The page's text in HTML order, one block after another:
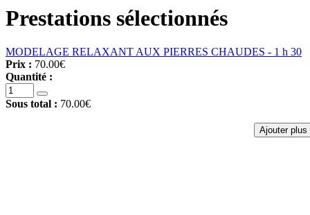
Prestations sélectionnés
MODELAGE RELAXANT AUX PIERRES CHAUDES - 1 h 30
Prix : 70.00€
Quantité :
Sous total : 70.00€
Ajouter plus